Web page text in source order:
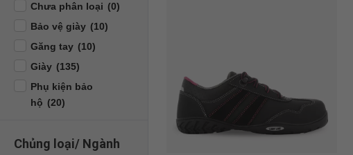
Chưa phân loại (0)
Bảo vệ giày (10)
Găng tay (10)
Giày (135)
Phụ kiện bảo
hộ (20)
Chủng loại/ Ngành